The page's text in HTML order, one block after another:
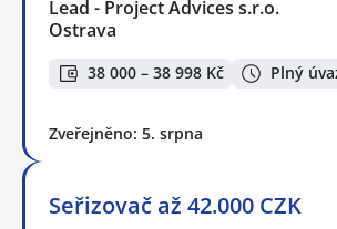
Lead - Project Advices s.r.o.
Ostrava
38 000 – 38 998 Kč Plný
Zveřejněno: 5. srpna
Seřizovač až 42.000 CZK